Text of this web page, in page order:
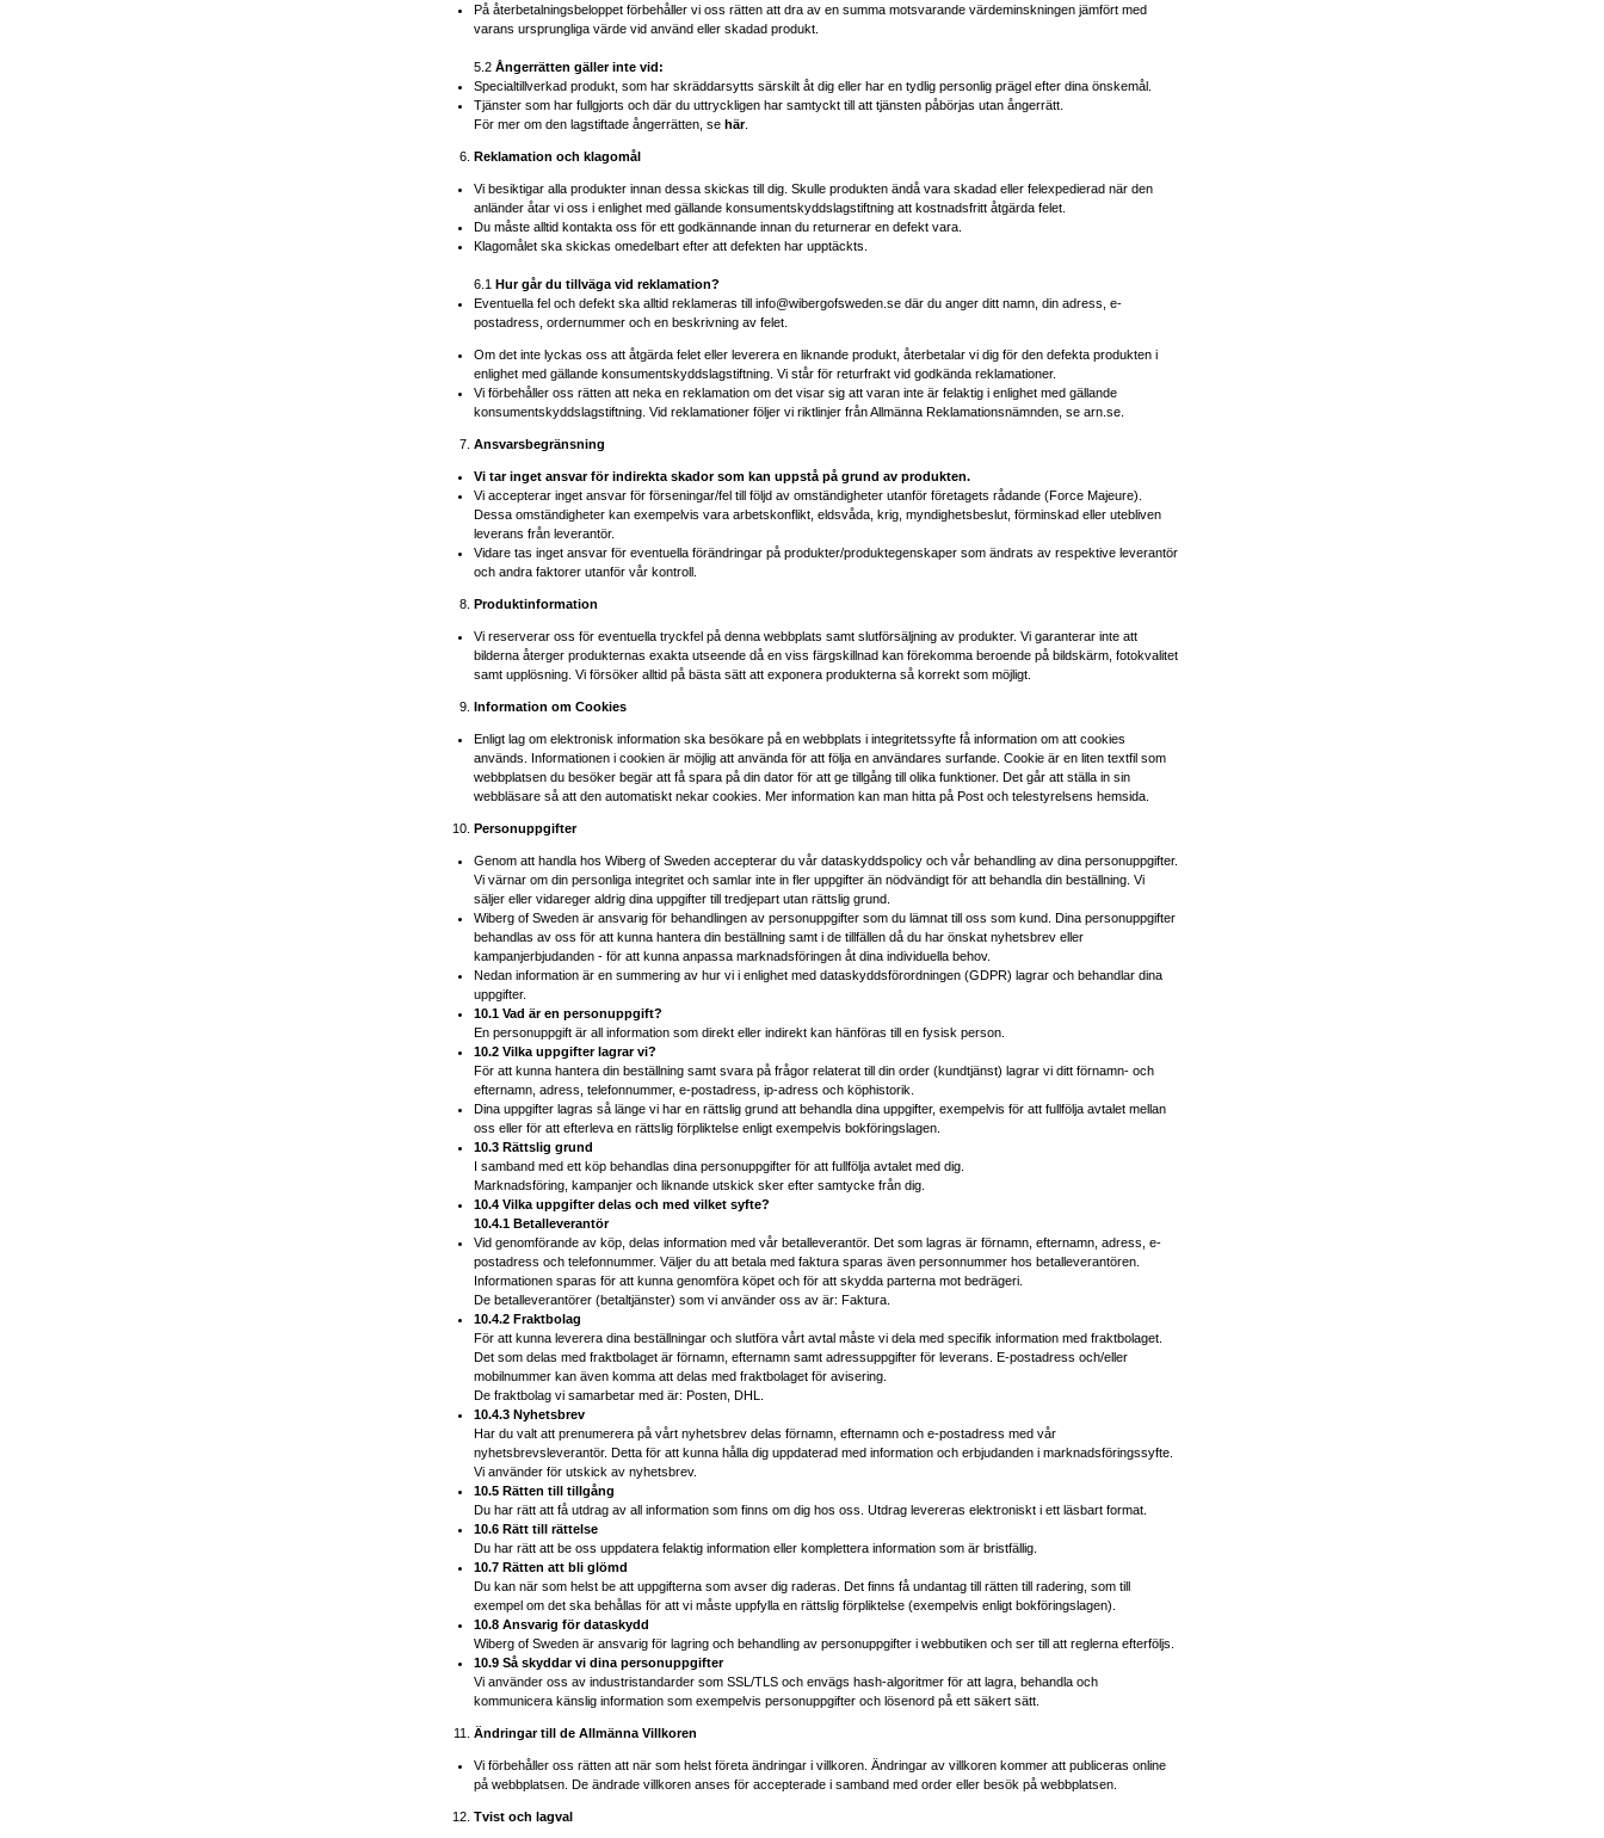
På återbetalningsbeloppet förbehåller vi oss rätten att dra av en summa motsvarande värdeminskningen jämfört med
varans ursprungliga värde vid använd eller skadad produkt.
5.2 Ångerrätten gäller inte vid:
Specialtillverkad produkt, som har skräddarsytts särskilt åt dig eller har en tydlig personlig prägel efter dina önskemål.
Tjänster som har fullgjorts och där du uttryckligen har samtyckt till att tjänsten påbörjas utan ångerrätt.
För mer om den lagstiftade ångerrätten, se här.
Reklamation och klagomål
Vi besiktigar alla produkter innan dessa skickas till dig. Skulle produkten ändå vara skadad eller felexpedierad när den
anländer åtar vi oss i enlighet med gällande konsumentskyddslagstiftning att kostnadsfritt åtgärda felet.
Du måste alltid kontakta oss för ett godkännande innan du returnerar en defekt vara.
Klagomålet ska skickas omedelbart efter att defekten har upptäckts.
6.1
Hur går du tillväga vid reklamation?
Eventuella fel och defekt ska alltid reklameras till info@wibergofsweden.se där du anger ditt namn, din adress, e-
postadress, ordernummer och en beskrivning av felet.
Om det inte lyckas oss att åtgärda felet eller leverera en liknande produkt, återbetalar vi dig för den defekta produkten i
enlighet med gällande konsumentskyddslagstiftning. Vi står för returfrakt vid godkända reklamationer.
Vi förbehåller oss rätten att neka en reklamation om det visar sig att varan inte är felaktig i enlighet med gällande
konsumentskyddslagstiftning. Vid reklamationer följer vi riktlinjer från Allmänna Reklamationsnämnden, se arn.se.
Ansvarsbegränsning
Vi tar inget ansvar för indirekta skador som kan uppstå på grund av produkten.
Vi accepterar inget ansvar för förseningar/fel till följd av omständigheter utanför företagets rådande (Force Majeure).
Dessa omständigheter kan exempelvis vara arbetskonflikt, eldsvåda, krig, myndighetsbeslut, förminskad eller utebliven
leverans från leverantör.
Vidare tas inget ansvar för eventuella förändringar på produkter/produktegenskaper som ändrats av respektive leverantör
och andra faktorer utanför vår kontroll.
Produktinformation
Vi reserverar oss för eventuella tryckfel på denna webbplats samt slutförsäljning av produkter. Vi garanterar inte att
bilderna återger produkternas exakta utseende då en viss färgskillnad kan förekomma beroende på bildskärm, fotokvalitet
samt upplösning. Vi försöker alltid på bästa sätt att exponera produkterna så korrekt som möjligt.
Information om Cookies
Enligt lag om elektronisk information ska besökare på en webbplats i integritetssyfte få information om att cookies
används. Informationen i cookien är möjlig att använda för att följa en användares surfande. Cookie är en liten textfil som
webbplatsen du besöker begär att få spara på din dator för att ge tillgång till olika funktioner. Det går att ställa in sin
webbläsare så att den automatiskt nekar cookies. Mer information kan man hitta på Post och telestyrelsens hemsida.
Personuppgifter
Genom att handla hos Wiberg of Sweden accepterar du vår dataskyddspolicy och vår behandling av dina personuppgifter.
Vi värnar om din personliga integritet och samlar inte in fler uppgifter än nödvändigt för att behandla din beställning. Vi
säljer eller vidareger aldrig dina uppgifter till tredjepart utan rättslig grund.
Wiberg of Sweden är ansvarig för behandlingen av personuppgifter som du lämnat till oss som kund. Dina personuppgifter
behandlas av oss för att kunna hantera din beställning samt i de tillfällen då du har önskat nyhetsbrev eller
kampanjerbjudanden - för att kunna anpassa marknadsföringen åt dina individuella behov.
Nedan information är en summering av hur vi i enlighet med dataskyddsförordningen (GDPR) lagrar och behandlar dina
uppgifter.
10.1 Vad är en personuppgift?
En personuppgift är all information som direkt eller indirekt kan hänföras till en fysisk person.
10.2 Vilka uppgifter lagrar vi?
För att kunna hantera din beställning samt svara på frågor relaterat till din order (kundtjänst) lagrar vi ditt förnamn- och
efternamn, adress, telefonnummer, e-postadress, ip-adress och köphistorik.
Dina uppgifter lagras så länge vi har en rättslig grund att behandla dina uppgifter, exempelvis för att fullfölja avtalet mellan
oss eller för att efterleva en rättslig förpliktelse enligt exempelvis bokföringslagen.
10.3 Rättslig grund
I samband med ett köp behandlas dina personuppgifter för att fullfölja avtalet med dig.
Marknadsföring, kampanjer och liknande utskick sker efter samtycke från dig.
10.4 Vilka uppgifter delas och med vilket syfte?
10.4.1 Betalleverantör
Vid genomförande av köp, delas information med vår betalleverantör. Det som lagras är förnamn, efternamn, adress, e-
postadress och telefonnummer. Väljer du att betala med faktura sparas även personnummer hos betalleverantören.
Informationen sparas för att kunna genomföra köpet och för att skydda parterna mot bedrägeri.
De betalleverantörer (betaltjänster) som vi använder oss av är: Faktura.
10.4.2 Fraktbolag
För att kunna leverera dina beställningar och slutföra vårt avtal måste vi dela med specifik information med fraktbolaget.
Det som delas med fraktbolaget är förnamn, efternamn samt adressuppgifter för leverans. E-postadress och/eller
mobilnummer kan även komma att delas med fraktbolaget för avisering.
De fraktbolag vi samarbetar med är: Posten, DHL.
10.4.3 Nyhetsbrev
Har du valt att prenumerera på vårt nyhetsbrev delas förnamn, efternamn och e-postadress med vår
nyhetsbrevsleverantör. Detta för att kunna hålla dig uppdaterad med information och erbjudanden i marknadsföringssyfte.
Vi använder för utskick av nyhetsbrev.
10.5 Rätten till tillgång
Du har rätt att få utdrag av all information som finns om dig hos oss. Utdrag levereras elektroniskt i ett läsbart format.
10.6 Rätt till rättelse
Du har rätt att be oss uppdatera felaktig information eller komplettera information som är bristfällig.
10.7 Rätten att bli glömd
Du kan när som helst be att uppgifterna som avser dig raderas. Det finns få undantag till rätten till radering, som till
exempel om det ska behållas för att vi måste uppfylla en rättslig förpliktelse (exempelvis enligt bokföringslagen).
10.8 Ansvarig för dataskydd
Wiberg of Sweden är ansvarig för lagring och behandling av personuppgifter i webbutiken och ser till att reglerna efterföljs.
10.9 Så skyddar vi dina personuppgifter
Vi använder oss av industristandarder som SSL/TLS och envägs hash-algoritmer för att lagra, behandla och
kommunicera känslig information som exempelvis personuppgifter och lösenord på ett säkert sätt.
Ändringar till de Allmänna Villkoren
Vi förbehåller oss rätten att när som helst företa ändringar i villkoren. Ändringar av villkoren kommer att publiceras online
på webbplatsen. De ändrade villkoren anses för accepterade i samband med order eller besök på webbplatsen.
Tvist och lagval